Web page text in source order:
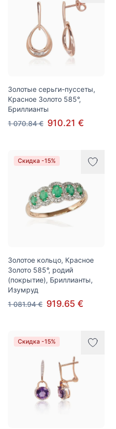
Золотые серьги-пуссеты,
Красное Золото 585°,
Бриллианты
1 070.84 € 910.21 €
Скидка -15%
Золотое кольцо, Красное
Золото 585°, родий
(покрытие), Бриллианты,
Изумруд
1 081.94 € 919.65 €
Скидка -15%